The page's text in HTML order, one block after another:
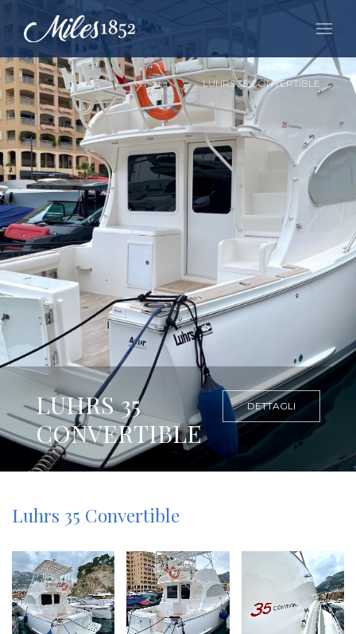
Home Vendita LUHRS 35 CONVERTIBLE
LUHRS 35
CONVERTIBLE
DETTAGLI
Luhrs 35 Convertible